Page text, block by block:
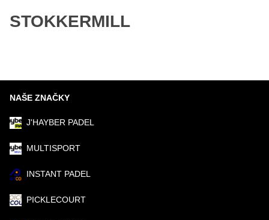
STOKKERMILL
NAŠE ZNAČKY
J'HAYBER PADEL
MULTISPORT
INSTANT PADEL
PICKLECOURT